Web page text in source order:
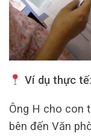
Ví dụ thực tế:
Ông H cho con
bên đến Văn